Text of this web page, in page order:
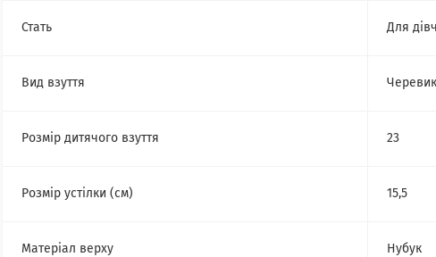
Стать Для
Вид взуття
Розмір дитячого взуття 23
Розмір устілки (см) 15,5
Матеріал верху Нубук